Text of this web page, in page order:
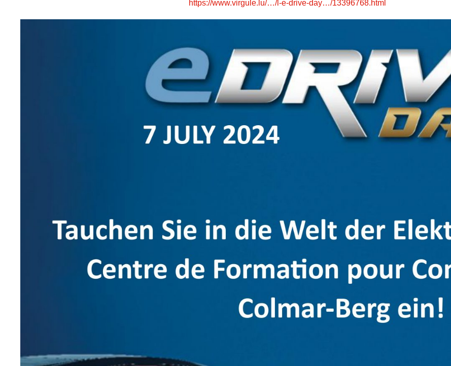
https://www.virgule.lu/…/l-e-drive-day…/13396768.html